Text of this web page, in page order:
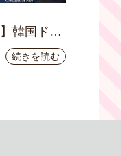
韓国ドラ
レビ大阪
ト
続きを読む